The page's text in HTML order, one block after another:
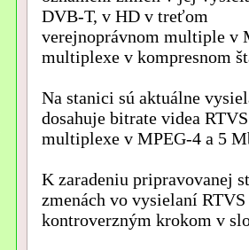
DVB-T, v HD v treťom
verejnoprávnom multiple v
multiplexe v kompresnom
Na stanici sú aktuálne
dosahuje bitrate videa
multiplexe v MPEG-4 a 5
K zaradeniu pripravovanej
zmenách vo vysielaní
kontroverzným krokom v